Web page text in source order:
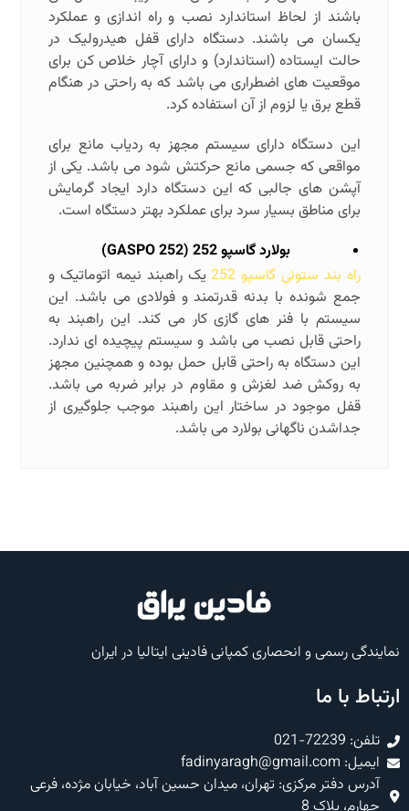
باشند از لحاظ استاندارد نصب و راه اندازی و عملکرد
یکسان می باشند. دستگاه دارای قفل هیدرولیک در
حالت ایستاده (استاندارد) و دارای آچار خلاص کن برای
موقعیت های اضطراری می باشد که به راحتی در هنگام
قطع برق یا لزوم از آن استفاده کرد.
این دستگاه دارای سیستم مجهز به ردیاب مانع برای
مواقعی که جسمی مانع حرکتش شود می باشد. یکی از
آپشن های جالبی که این دستگاه دارد ایجاد گرمایش
برای مناطق بسیار سرد برای عملکرد بهتر دستگاه است.
بولارد گاسپو 252 (
GASPO 252
)
راه بند ستونی گاسپو 252
یک راهبند نیمه اتوماتیک و
جمع شونده با بدنه قدرتمند و فولادی می باشد. این
سیستم با فنر های گازی کار می کند. این راهبند به
راحتی قابل نصب می باشد و سیستم پیچیده ای ندارد.
این دستگاه به راحتی قابل حمل بوده و همچنین مجهز
به روکش ضد لغزش و مقاوم در برابر ضربه می باشد.
قفل موجود در ساختار این راهبند موجب جلوگیری از
جداشدن ناگهانی بولارد می باشد.
نمایندگی رسمی و انحصاری کمپانی فادینی ایتالیا در ایران
ارتباط با ما
تلفن: 72239-021
ایمیل: fadinyaragh@gmail.com
آدرس دفتر مرکزی: تهران، میدان حسین آباد، خیابان مژده، فرعی